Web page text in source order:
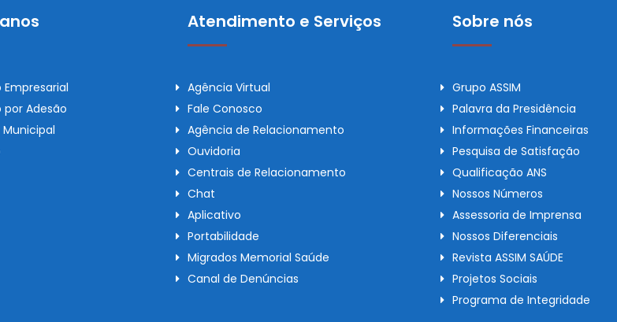
por Adesão
Municipal
Atendimento e Serviços
Agência Virtual
Fale Conosco
Agência de Relacionamento
Ouvidoria
Centrais de Relacionamento
Chat
Aplicativo
Portabilidade
Migrados Memorial Saúde
Canal de Denúncias
Sobre nós
Grupo ASSIM
Palavra da Presidência
Informações Financeiras
Pesquisa de Satisfação
Qualificação ANS
Nossos Números
Assessoria de Imprensa
Nossos Diferenciais
Revista ASSIM SAÚDE
Projetos Sociais
Programa de Integridade